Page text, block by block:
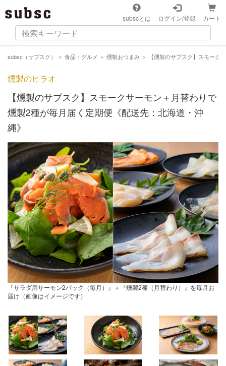
subscとは ログイン/登録 カート
subsc（サブスク） ＞ 食品・グルメ ＞ 燻製おつまみ ＞ 【燻製のサブスク】スモーク
燻製のヒラオ
【燻製のサブスク】スモークサーモン＋月替わりで
燻製2種が毎月届く定期便《配送先：北海道・沖
縄》
Previous Next
『サラダ用サーモン2パック（毎月）』＋『燻製2種（月替わり）』を毎月お
届け（画像はイメージです）